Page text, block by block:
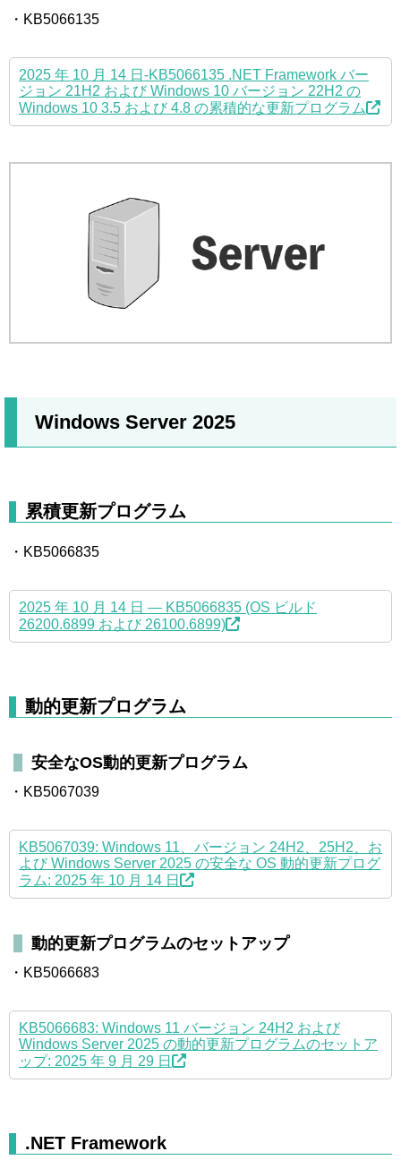
・KB5066135
2025 年 10 月 14 日-KB5066135 .NET Framework バー
ジョン 21H2 および Windows 10 バージョン 22H2 の
Windows 10 3.5 および 4.8 の累積的な更新プログラム
Windows Server 2025
累積更新プログラム
・KB5066835
2025 年 10 月 14 日 — KB5066835 (OS ビルド
26200.6899 および 26100.6899)
動的更新プログラム
安全なOS動的更新プログラム
・KB5067039
KB5067039: Windows 11、バージョン 24H2、25H2、お
よび Windows Server 2025 の安全な OS 動的更新プログ
ラム: 2025 年 10 月 14 日
動的更新プログラムのセットアップ
・KB5066683
KB5066683: Windows 11 バージョン 24H2 および
Windows Server 2025 の動的更新プログラムのセットア
ップ: 2025 年 9 月 29 日
.NET Framework